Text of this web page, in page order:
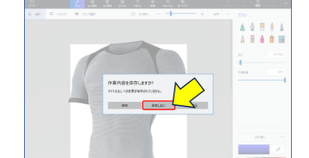
左上の「メニュー」から「新規作成」を選択する。